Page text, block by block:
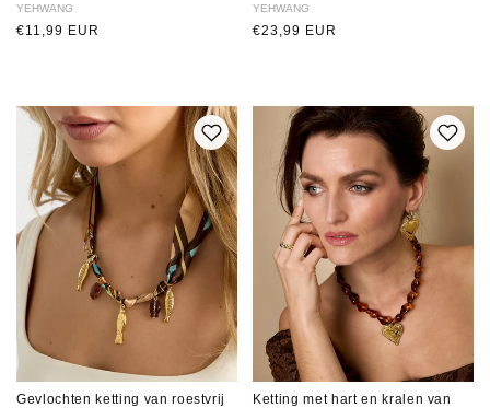
Verkoper:
YEHWANG
Normale
€11,99 EUR
Verkoper:
YEHWANG
Normale
€23,99 EUR
Gevlochten ketting van roestvrij
Ketting met hart en kralen van